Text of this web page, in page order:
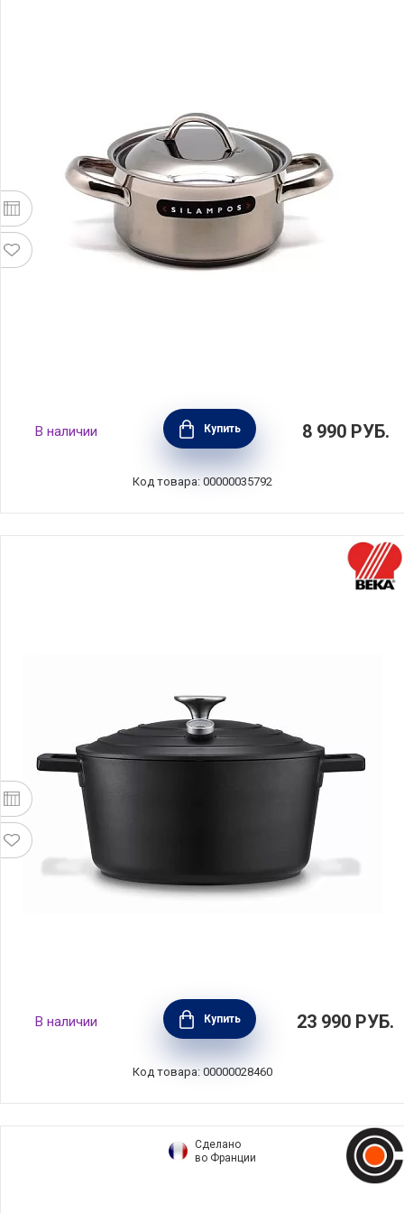
Кастрюля "Европа" 2 л, диаметр 18 см,
нержавеющая сталь, Silampos, Португалия,
632123BM1018
В наличии Купить 8 990 РУБ.
Код товара: 00000035792
Кастрюля с крышкой Ragu 6,8 л, диаметр 28
см, материал алюминий, цвет черный, BEKA,
Бельгия, 15041284
В наличии Купить 23 990 РУБ.
Код товара: 00000028460
Сделано
во Франции